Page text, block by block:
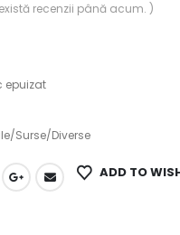
recenzii până acum. )
epuizat
Surse/Diverse
ADD TO